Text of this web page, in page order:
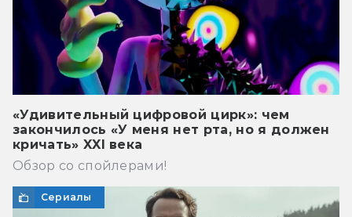
«Удивительный цифровой цирк»: чем
закончилось «У меня нет рта, но я должен
кричать» XXI века
Обзор со спойлерами!
Сериалы